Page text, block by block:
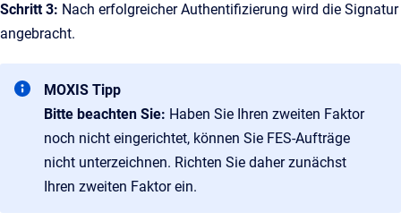
Schritt 3: Nach erfolgreicher Authentifizierung wird die Signatur
angebracht.
MOXIS Tipp
Bitte beachten Sie: Haben Sie Ihren zweiten Faktor
noch nicht eingerichtet, können Sie FES-Aufträge
nicht unterzeichnen. Richten Sie daher zunächst
Ihren zweiten Faktor ein.